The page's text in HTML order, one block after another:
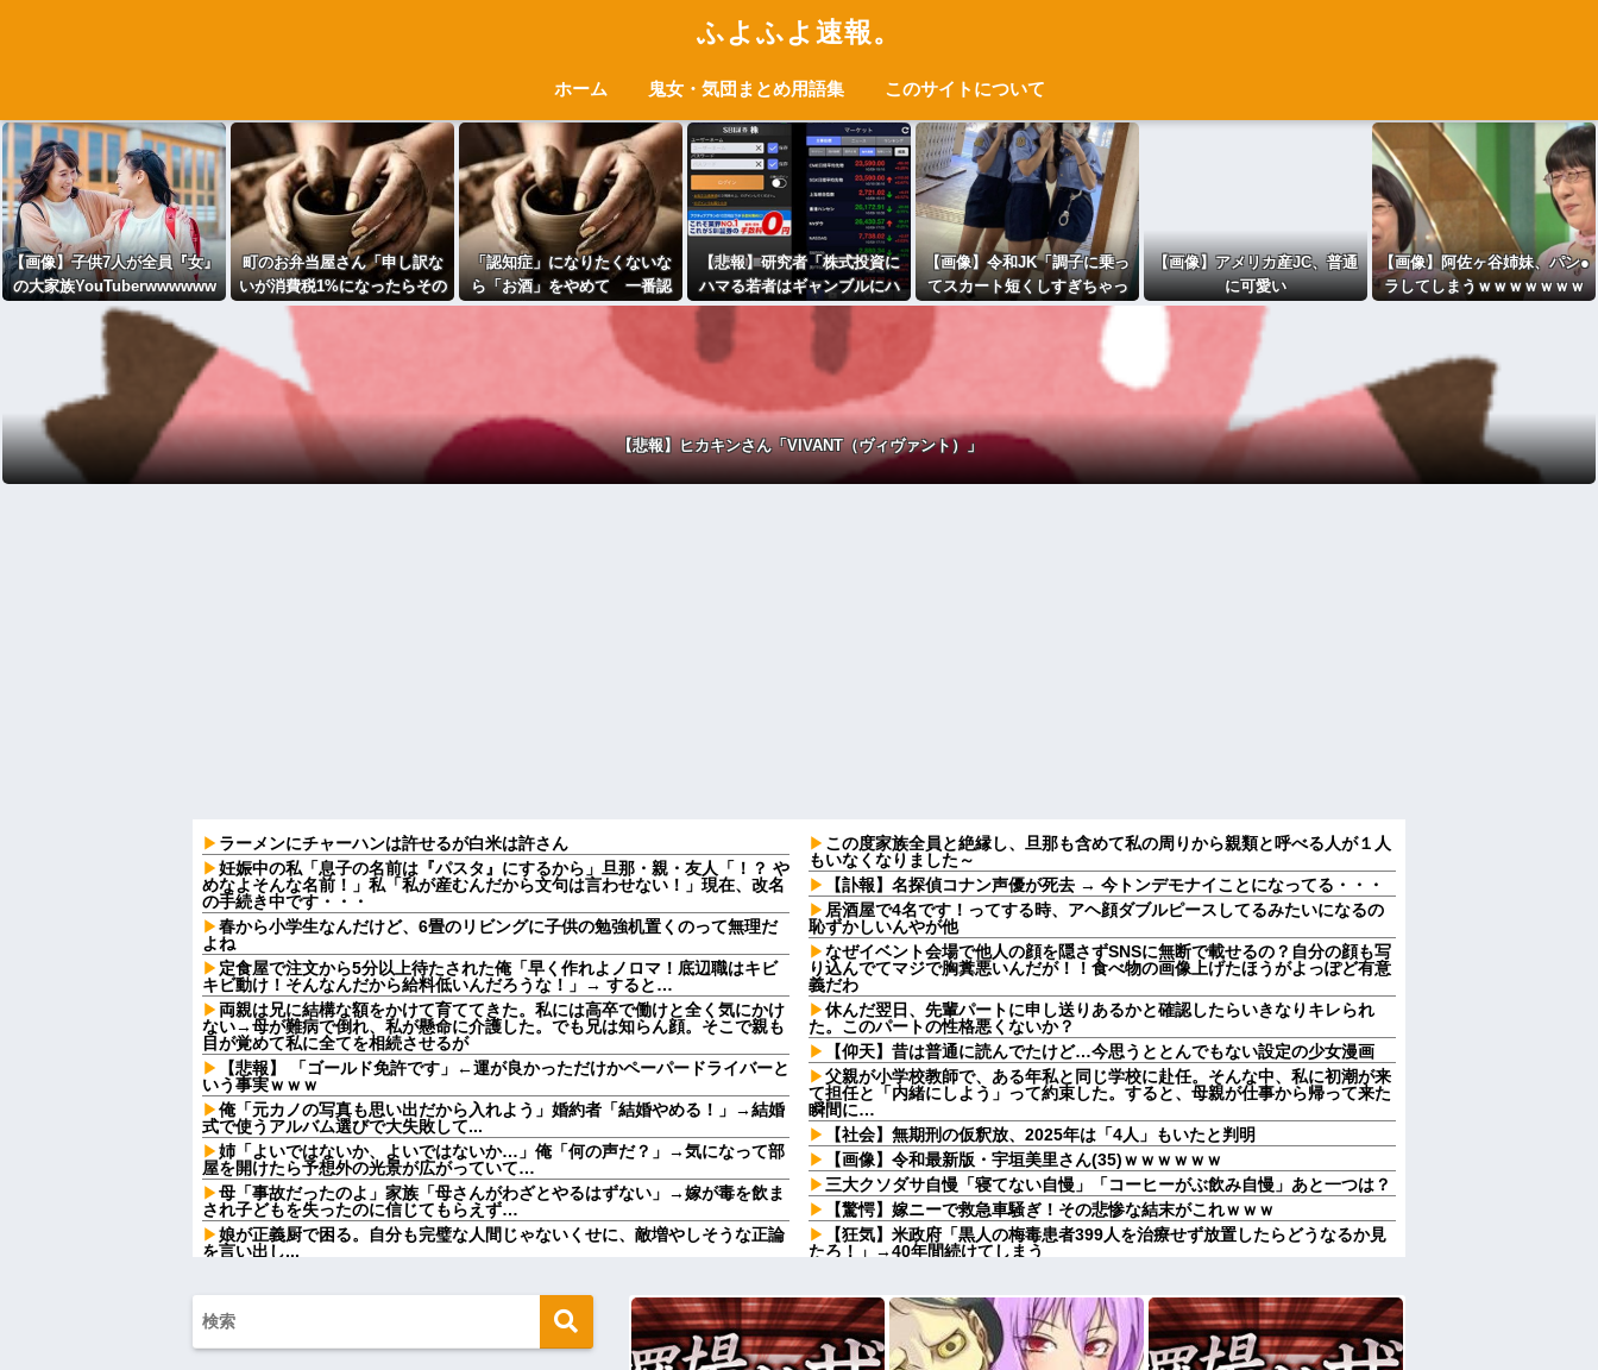
ふよふよ速報。
ホーム 鬼女・気団まとめ用語集 このサイトについて
【画像】子供7人が全員『女』
の大家族YouTuberwwwwww
町のお弁当屋さん「申し訳な
いが消費税1%になったらその
分商品代を値上げするわ」
「認知症」になりたくないな
ら「お酒」をやめて 一番認
知症に良くないのは「お酒」
と判明・・・
【悲報】研究者「株式投資に
ハマる若者はギャンブルにハ
マる若者と同じ傾向がある」
【画像】令和JK「調子に乗っ
てスカート短くしすぎちゃっ
たｗ」ﾊﾟｼｬｯ
【画像】アメリカ産JC、普通
に可愛い
【画像】阿佐ヶ谷姉妹、パン●
ラしてしまうｗｗｗｗｗｗｗ
【悲報】ヒカキンさん「VIVANT（ヴィヴァント）」
ラーメンにチャーハンは許せるが白米は許さん
妊娠中の私「息子の名前は『パスタ』にするから」旦那・親・友人「！？ や
めなよそんな名前！」私「私が産むんだから文句は言わせない！」現在、改名
の手続き中です・・・
春から小学生なんだけど、6畳のリビングに子供の勉強机置くのって無理だ
よね
定食屋で注文から5分以上待たされた俺「早く作れよノロマ！底辺職はキビ
キビ動け！そんなんだから給料低いんだろうな！」→ すると…
両親は兄に結構な額をかけて育ててきた。私には高卒で働けと全く気にかけ
ない→母が難病で倒れ、私が懸命に介護した。でも兄は知らん顔。そこで親も
目が覚めて私に全てを相続させるが
【悲報】 「ゴールド免許です」←運が良かっただけかペーパードライバーと
いう事実ｗｗｗ
俺「元カノの写真も思い出だから入れよう」婚約者「結婚やめる！」→結婚
式で使うアルバム選びで大失敗して...
姉「よいではないか、よいではないか…」俺「何の声だ？」→気になって部
屋を開けたら予想外の光景が広がっていて…
母「事故だったのよ」家族「母さんがわざとやるはずない」→嫁が毒を飲ま
され子どもを失ったのに信じてもらえず…
娘が正義厨で困る。自分も完璧な人間じゃないくせに、敵増やしそうな正論
を言い出し...
ていた
子供達のリクエストでシーフードカレーを作り子供達とハフハフしていたら
帰宅した夫がキレるキレる。夫「俺がシーフード嫌いなの知っているだろう...
【悲報】Z世代「なんでセルフレジなのに自分で商品通さないといけないん
この度家族全員と絶縁し、旦那も含めて私の周りから親類と呼べる人が１人
もいなくなりました～
【訃報】名探偵コナン声優が死去 → 今トンデモナイことになってる・・・
居酒屋で4名です！ってする時、アヘ顔ダブルピースしてるみたいになるの
恥ずかしいんやが他
なぜイベント会場で他人の顔を隠さずSNSに無断で載せるの？自分の顔も写
り込んでてマジで胸糞悪いんだが！！食べ物の画像上げたほうがよっぽど有意
義だわ
休んだ翌日、先輩パートに申し送りあるかと確認したらいきなりキレられ
た。このパートの性格悪くないか？
【仰天】昔は普通に読んでたけど…今思うととんでもない設定の少女漫画
父親が小学校教師で、ある年私と同じ学校に赴任。そんな中、私に初潮が来
て担任と「内緒にしよう」って約束した。すると、母親が仕事から帰って来た
瞬間に…
【社会】無期刑の仮釈放、2025年は「4人」もいたと判明
【画像】令和最新版・宇垣美里さん(35)ｗｗｗｗｗｗ
三大クソダサ自慢「寝てない自慢」「コーヒーがぶ飲み自慢」あと一つは？
【驚愕】嫁ニーで救急車騒ぎ！その悲惨な結末がこれｗｗｗ
【狂気】米政府「黒人の梅毒患者399人を治療せず放置したらどうなるか見
たろ！」→40年間続けてしまう
「まっちゃんぐらい稼いでたら最終的には許すかもｗ」って言ったら旦那が
突然怒り出した。このまま情まで枯渇しそう
【速報】専門家「イオンモール熊本の爆心地に”こんなもの”があったんだけ
ど…」